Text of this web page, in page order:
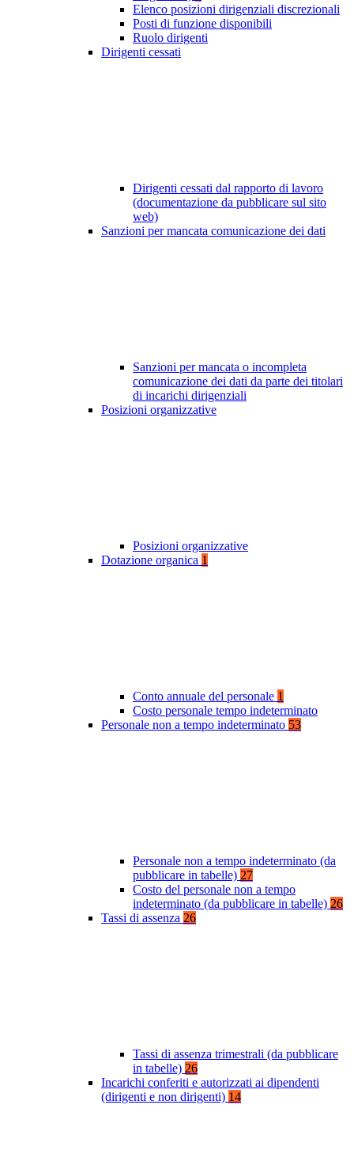
Elenco posizioni dirigenziali discrezionali
Posti di funzione disponibili
Ruolo dirigenti
Dirigenti cessati
Dirigenti cessati dal rapporto di lavoro
(documentazione da pubblicare sul sito
web)
Sanzioni per mancata comunicazione dei dati
Sanzioni per mancata o incompleta
comunicazione dei dati da parte dei titolari
di incarichi dirigenziali
Posizioni organizzative
Posizioni organizzative
Dotazione organica 1
Conto annuale del personale 1
Costo personale tempo indeterminato
Personale non a tempo indeterminato 53
Personale non a tempo indeterminato (da
pubblicare in tabelle) 27
Costo del personale non a tempo
indeterminato (da pubblicare in tabelle) 26
Tassi di assenza 26
Tassi di assenza trimestrali (da pubblicare
in tabelle) 26
Incarichi conferiti e autorizzati ai dipendenti
(dirigenti e non dirigenti) 14